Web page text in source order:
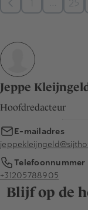
25
Jeppe
Hoofdredacteur
E-mailadres
Telefoonnummer
+31205788905
Blijf op de